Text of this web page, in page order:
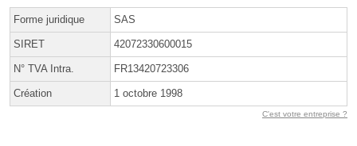
Forme juridique SAS
SIRET 42072330600015
N° TVA Intra. FR13420723306
Création 1 octobre 1998
C'est votre entreprise ?